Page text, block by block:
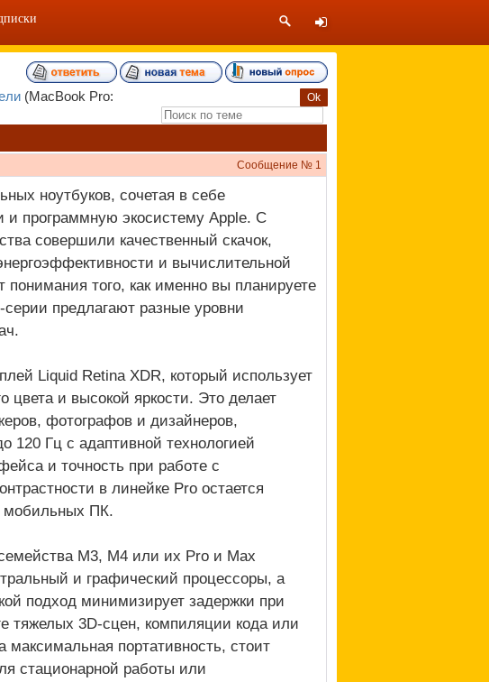
(MacBook Pro:
Сообщение № 1
ноутбуков, сочетая в себе
и программную экосистему Apple. С
совершили качественный скачок,
и вычислительной
того, как именно вы планируете
предлагают разные уровни
Liquid Retina XDR, который использует
цвета и высокой яркости. Это делает
фотографов и дизайнеров,
120 Гц с адаптивной технологией
и точность при работе с
в линейке Pro остается
мобильных ПК.
M3, M4 или их Pro и Max
и графический процессоры, а
подход минимизирует задержки при
тяжелых 3D-сцен, компиляции кода или
портативность, стоит
стационарной работы или